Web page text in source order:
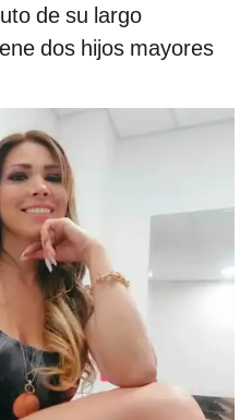
de su largo
dos hijos mayores